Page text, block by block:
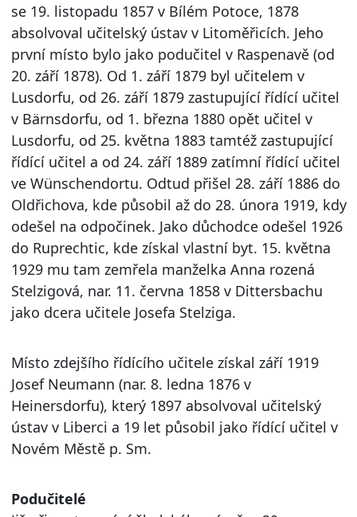
se 19. listopadu 1857 v Bílém Potoce, 1878
absolvoval učitelský ústav v Litoměřicích. Jeho
první místo bylo jako podučitel v Raspenavě (od
20. září 1878). Od 1. září 1879 byl učitelem v
Lusdorfu, od 26. září 1879 zastupující řídící učitel
v Bärnsdorfu, od 1. března 1880 opět učitel v
Lusdorfu, od 25. května 1883 tamtéž zastupující
řídící učitel a od 24. září 1889 zatímní řídící učitel
ve Wünschendortu. Odtud přišel 28. září 1886 do
Oldřichova, kde působil až do 28. února 1919, kdy
odešel na odpočinek. Jako důchodce odešel 1926
do Ruprechtic, kde získal vlastní byt. 15. května
1929 mu tam zemřela manželka Anna rozená
Stelzigová, nar. 11. června 1858 v Dittersbachu
jako dcera učitele Josefa Stelziga.
Místo zdejšího řídícího učitele získal září 1919
Josef Neumann (nar. 8. ledna 1876 v
Heinersdorfu), který 1897 absolvoval učitelský
ústav v Liberci a 19 let působil jako řídící učitel v
Novém Městě p. Sm.
Podučitelé